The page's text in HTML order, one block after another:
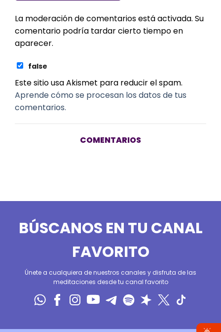
La moderación de comentarios está activada. Su
comentario podría tardar cierto tiempo en
aparecer.
false
Este sitio usa Akismet para reducir el spam.
Aprende cómo se procesan los datos de tus
comentarios.
COMENTARIOS
BÚSCANOS EN TU CANAL
FAVORITO
Únete a cualquiera de nuestros canales y disfruta de las
meditaciones desde tu canal favorito